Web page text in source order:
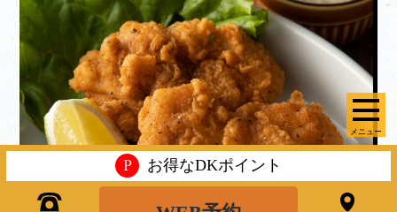
メニュー
P お得なDKポイント